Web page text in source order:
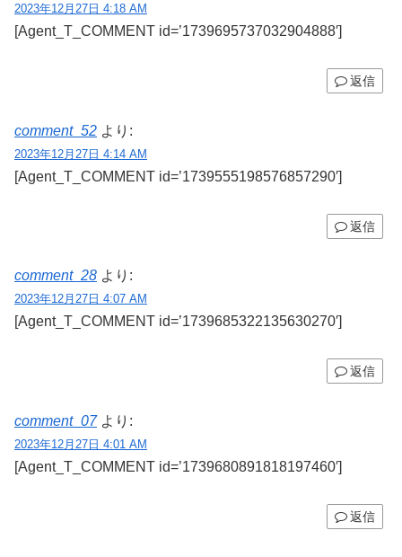
2023年12月27日 4:18 AM
[Agent_T_COMMENT id=’1739695737032904888′]
返信
comment_52 より:
2023年12月27日 4:14 AM
[Agent_T_COMMENT id=’1739555198576857290′]
返信
comment_28 より:
2023年12月27日 4:07 AM
[Agent_T_COMMENT id=’1739685322135630270′]
返信
comment_07 より:
2023年12月27日 4:01 AM
[Agent_T_COMMENT id=’1739680891818197460′]
返信